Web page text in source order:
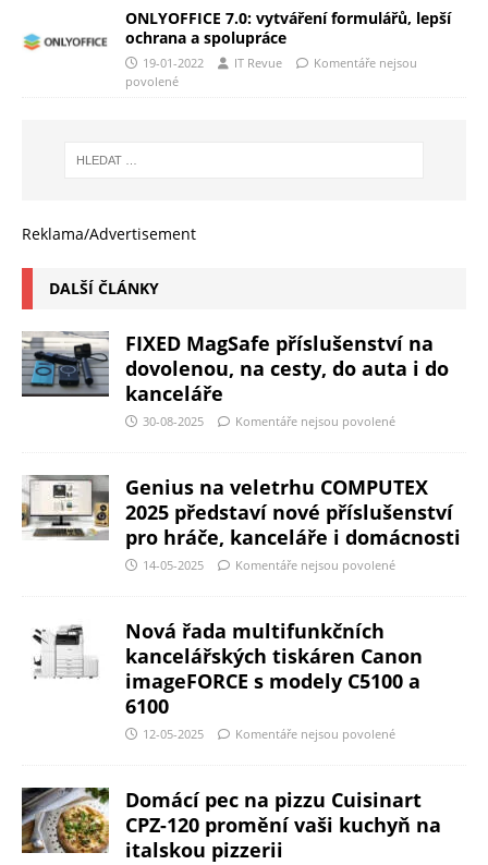
ONLYOFFICE 7.0: vytváření formulářů, lepší
ochrana a spolupráce
19-01-2022 IT Revue
Komentáře nejsou
povolené
Reklama/Advertisement
DALŠÍ ČLÁNKY
FIXED MagSafe příslušenství na
dovolenou, na cesty, do auta i do
kanceláře
30-08-2025 Komentáře nejsou povolené
Genius na veletrhu COMPUTEX
2025 představí nové příslušenství
pro hráče, kanceláře i domácnosti
14-05-2025 Komentáře nejsou povolené
Nová řada multifunkčních
kancelářských tiskáren Canon
imageFORCE s modely C5100 a
6100
12-05-2025 Komentáře nejsou povolené
Domácí pec na pizzu Cuisinart
CPZ-120 promění vaši kuchyň na
italskou pizzerii